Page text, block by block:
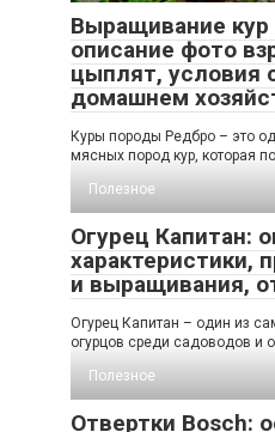
Выращивание
описание фото
цыплят, условия
домашнем
Куры породы Редбро – это
мясных пород кур, которая
Полезное
Огурец Капитан:
характеристики,
и выращивания,
Огурец Капитан – один из
огурцов среди садоводов и
Полезное
Отвертки Bosch: